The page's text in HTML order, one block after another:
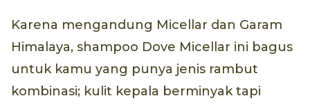
Karena mengandung Micellar dan Garam
Himalaya, shampoo Dove Micellar ini bagus
untuk kamu yang punya jenis rambut
kombinasi; kulit kepala berminyak tapi